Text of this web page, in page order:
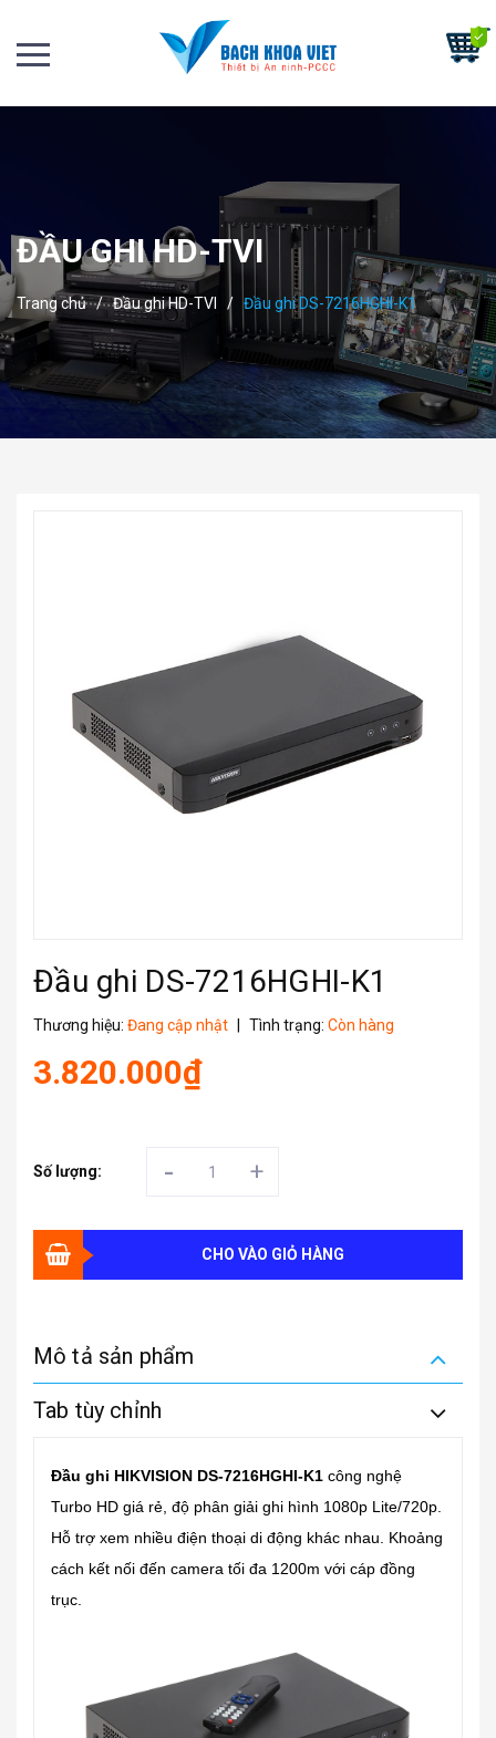
ĐẦU GHI HD-TVI
Trang chủ / Đầu ghi HD-TVI / Đầu ghi DS-7216HGHI-K1
Đầu ghi DS-7216HGHI-K1
Thương hiệu: Đang cập nhật Tình trạng: Còn hàng
3.820.000₫
Số lượng: - +
CHO VÀO GIỎ HÀNG
Mô tả sản phẩm
Tab tùy chỉnh
Đầu ghi HIKVISION DS-7216HGHI-K1 công nghệ
Turbo HD giá rẻ, độ phân giải ghi hình 1080p Lite/720p.
Hỗ trợ xem nhiều điện thoại di động khác nhau. Khoảng
cách kết nối đến camera tối đa 1200m với cáp đồng
trục.